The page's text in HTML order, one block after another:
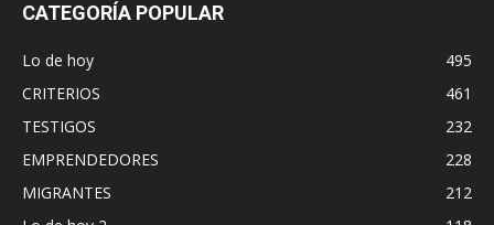
CATEGORÍA POPULAR
Lo de hoy
495
CRITERIOS
461
TESTIGOS
232
EMPRENDEDORES
228
MIGRANTES
212